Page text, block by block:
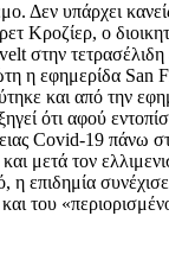
Δεν υπάρχει
Κροζίερ, ο
στην τετρασέλιδη
η εφημερίδα San
και από την
ότι αφού
Covid-19 πάνω
μετά τον
η επιδημία
του